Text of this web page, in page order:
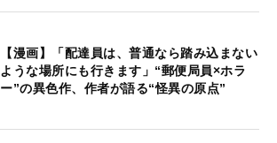
【漫画】「配達員は、普通なら踏み込まない
ような場所にも行きます」“郵便局員×ホラ
ー”の異色作、作者が語る“怪異の原点”